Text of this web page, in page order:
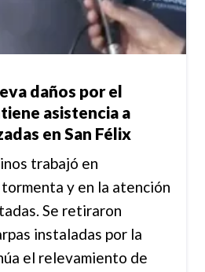
daños por el
asistencia a
en San Félix
trabajó en
y en la atención
Se retiraron
instaladas por la
el relevamiento de